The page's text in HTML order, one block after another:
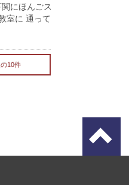
にほんごス
室に 通って
10件